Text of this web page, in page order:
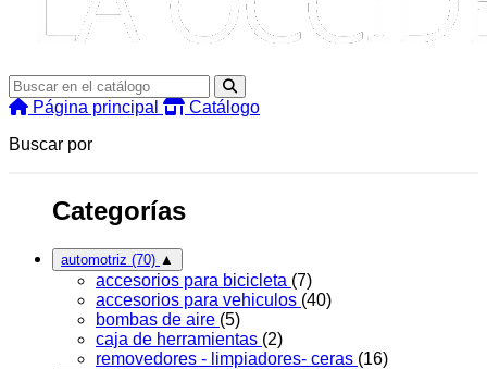
Página principal
Catálogo
Buscar por
Categorías
automotriz (70) ▲
accesorios para bicicleta (7)
accesorios para vehiculos (40)
bombas de aire (5)
caja de herramientas (2)
removedores - limpiadores- ceras (16)